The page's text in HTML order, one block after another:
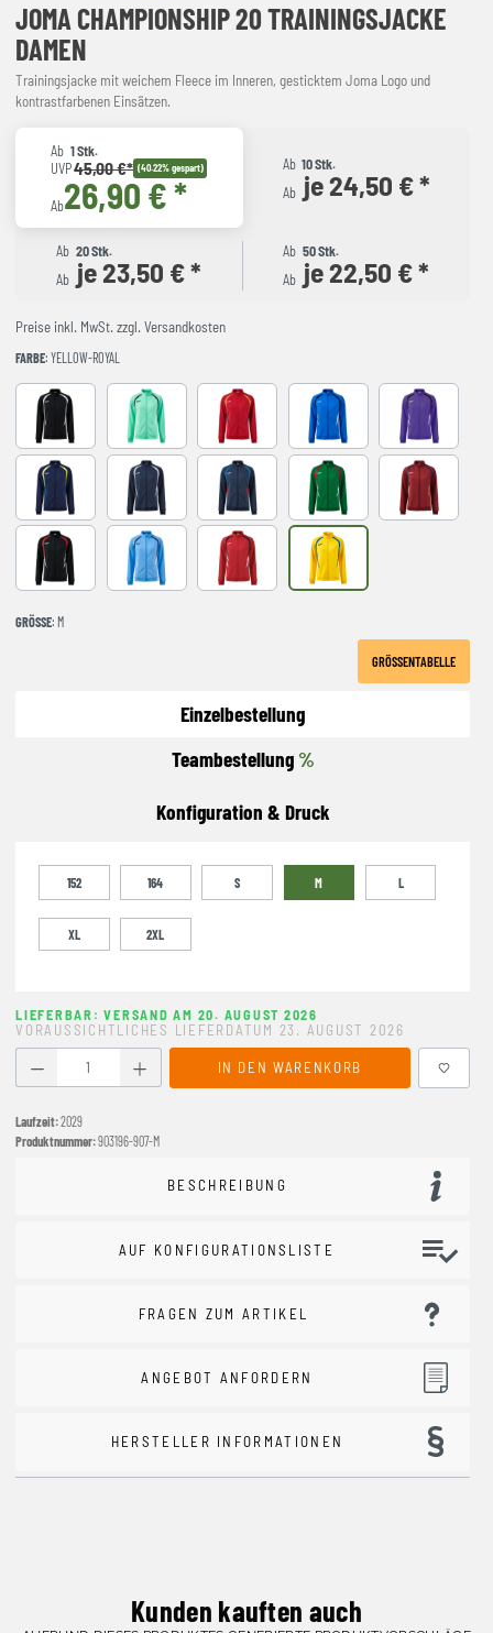
JOMA CHAMPIONSHIP 20 TRAININGSJACKE
DAMEN
Trainingsjacke mit weichem Fleece im Inneren, gesticktem Joma Logo und
kontrastfarbenen Einsätzen.
Ab 1 Stk.
UVP45,00 €* (40.22% gespart)
Ab26,90 € *
Ab 10 Stk.
Ab je 24,50 € *
Ab 20 Stk.
Ab je 23,50 € *
Ab 50 Stk.
Ab je 22,50 € *
Preise inkl. MwSt. zzgl. Versandkosten
FARBE: YELLOW-ROYAL
Black LIGHT GREEN RED-NAVY ROYAL-NAVY VIOLET
DARK NAVY AMARILLO FLUOR
NAVY-GREY NAVY-ROYAL VERDE-ROJO WINE-NAVY
BLACK-RED LIGHT BLUE RED-BLACK YELLOW-ROYAL
GRÖSSE : M
GRÖSSENTABELLE
Einzelbestellung
Teambestellung %
Konfiguration & Druck
152 164 S M L
XL 2XL
LIEFERBAR: VERSAND AM 20. AUGUST 2026
VORAUSSICHTLICHES LIEFERDATUM 23. AUGUST 2026
Produkt Anzahl: Gib den gewünschten Wert ein oder
IN DEN WARENKORB
Laufzeit:2029
Produktnummer:903196-907-M
BESCHREIBUNG
AUF KONFIGURATIONSLISTE
FRAGEN ZUM ARTIKEL
ANGEBOT ANFORDERN
HERSTELLER INFORMATIONEN
Kunden kauften auch